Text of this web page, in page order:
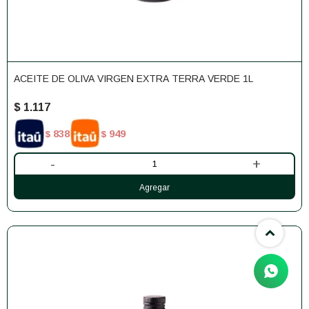
ACEITE DE OLIVA VIRGEN EXTRA TERRA VERDE 1L
$ 1.117
$ 838 $ 949
- +